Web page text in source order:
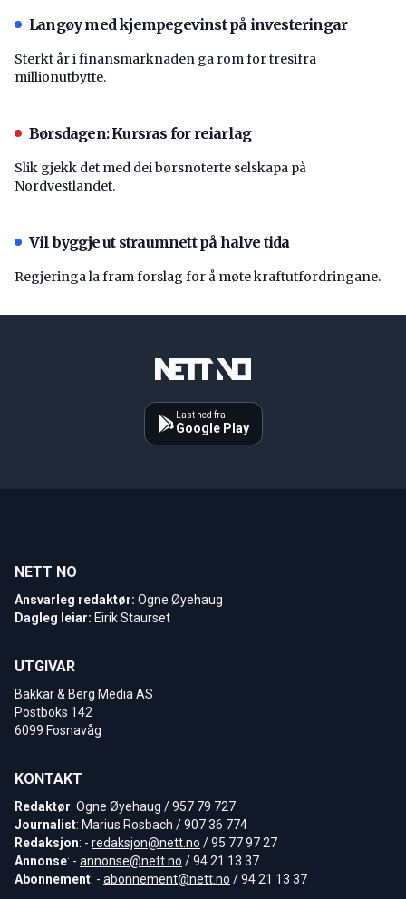
Langøy med kjempegevinst på investeringar
Sterkt år i finansmarknaden ga rom for tresifra
millionutbytte.
Børsdagen: Kursras for reiarlag
Slik gjekk det med dei børsnoterte selskapa på
Nordvestlandet.
Vil byggje ut straumnett på halve tida
Regjeringa la fram forslag for å møte kraftutfordringane.
Last ned fra
Google Play
NETT NO
Ansvarleg redaktør: Ogne Øyehaug
Dagleg leiar: Eirik Staurset
UTGIVAR
Bakkar & Berg Media AS
Postboks 142
6099 Fosnavåg
KONTAKT
Redaktør: Ogne Øyehaug / 957 79 727
Journalist: Marius Rosbach / 907 36 774
Redaksjon: - redaksjon@nett.no / 95 77 97 27
Annonse: - annonse@nett.no / 94 21 13 37
Abonnement: - abonnement@nett.no / 94 21 13 37